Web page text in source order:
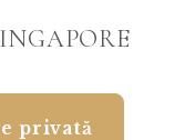
privată